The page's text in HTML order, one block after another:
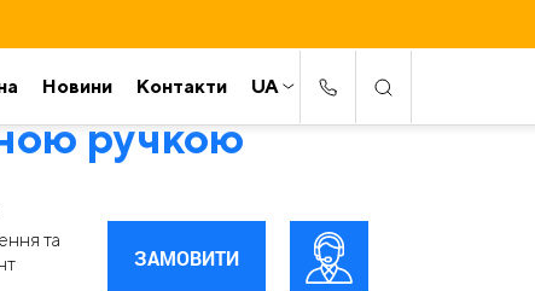
Новини Контакти UA
ручкою
та
ЗАМОВИТИ